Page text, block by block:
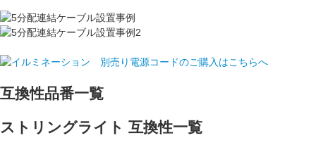
互換性品番一覧
ストリングライト 互換性一覧